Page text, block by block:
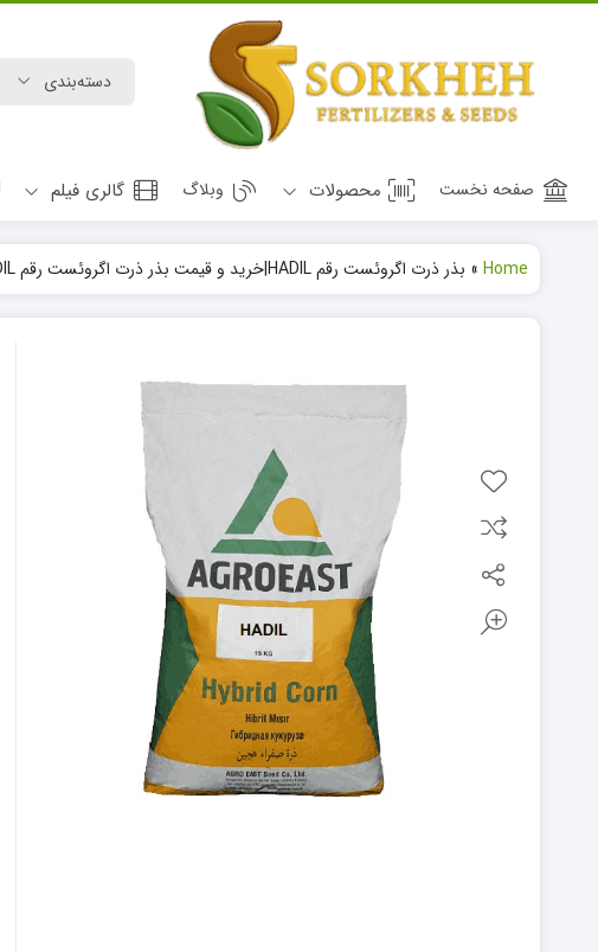
صفحه نخست محصولات وبلاگ گالری فیلم
Home
» بذر ذرت اگروئست رقم HADIL|خرید و قیمت بذر ذرت اگروئست رقم HADIL